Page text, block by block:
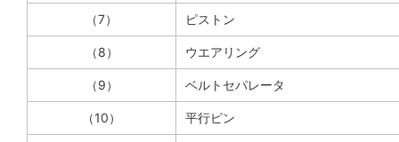
（7） ピストン
（8） ウエアリング
（9） ベルトセパレータ
（10） 平行ピン